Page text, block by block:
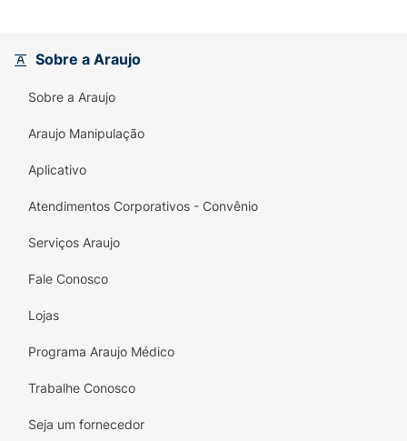
grande durabilidade e suporte, sendo o
parceiro perfeito para acompanhar a sua
rotina agitada, do descanso merecido em
casa até os passeios de fim de semana.
Principais Benefícios:
Tiras Largas:Proporcionam maior área de
calce mais firme, confortável e seguro.
Design Monocromático:
na hora de combinar com diferentes roupas
casuais.
Palmilha Anatômica Texturizada:
deslizamento do pé quando o chinelo está
Sobre a Araujo
Sobre a Araujo
Araujo Manipulação
Aplicativo
Atendimentos Corporativos - Convênio
Serviços Araujo
Fale Conosco
Lojas
Programa Araujo Médico
Trabalhe Conosco
Seja um fornecedor